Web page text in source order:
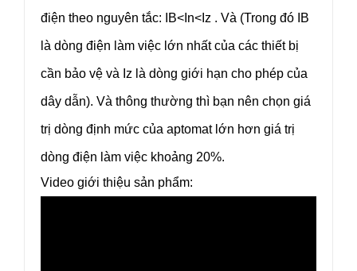
điện theo nguyên tắc: IB<In<Iz . Và (Trong đó IB
là dòng điện làm việc lớn nhất của các thiết bị
cần bảo vệ và Iz là dòng giới hạn cho phép của
dây dẫn). Và thông thường thì bạn nên chọn giá
trị dòng định mức của aptomat lớn hơn giá trị
dòng điện làm việc khoảng 20%.
Video giới thiệu sản phẩm: